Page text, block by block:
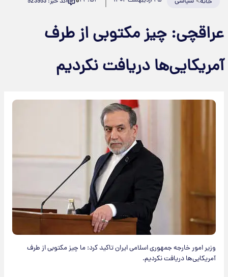
عراقچی: چیز مکتوبی از طرف
آمریکایی‌ها دریافت نکردیم
وزیر امور خارجه جمهوری اسلامی ایران تاکید کرد: ما چیز مکتوبی از طرف
آمریکایی‌ها دریافت نکردیم.